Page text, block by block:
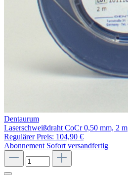
Dentaurum
Laserschweißdraht CoCr 0,50 mm, 2 m
Regulärer Preis: 104,90 €
Abonnement Sofort versandfertig